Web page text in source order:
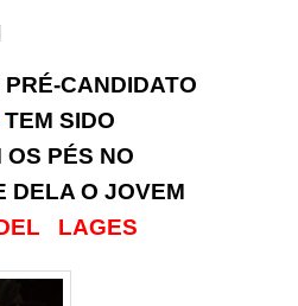
CANDIDATO
TEM SIDO
OS PÉS NO
DELA O JOVEM
LAGES